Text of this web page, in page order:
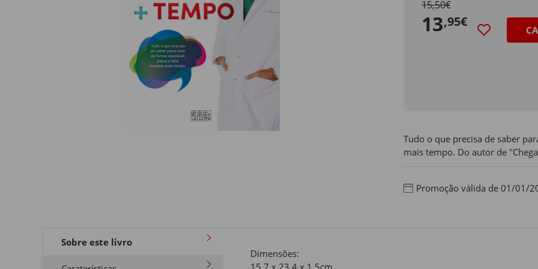
15,50€
13,95€
Tudo o que precisa de saber
mais tempo. Do autor de
Promoção válida de 01/01/
Sobre este livro
Dimensões:
15,7 x 23,4 x 1,5cm